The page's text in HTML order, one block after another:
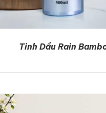
Tinh Dầu Rain